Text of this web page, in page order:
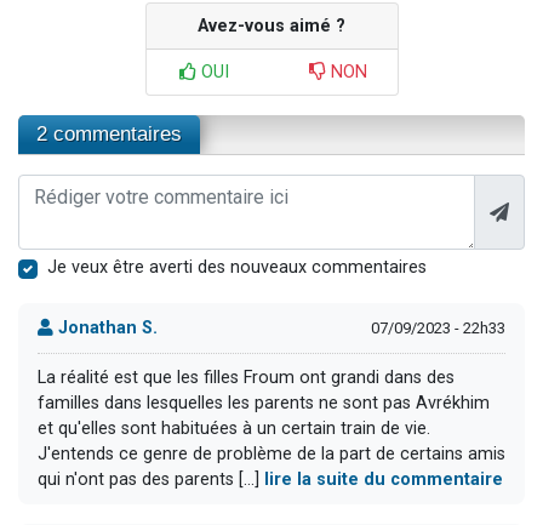
Avez-vous aimé ?
OUI NON
2 commentaires
Je veux être averti des nouveaux commentaires
Jonathan S. 07/09/2023 - 22h33
La réalité est que les filles Froum ont grandi dans des
familles dans lesquelles les parents ne sont pas Avrékhim
et qu'elles sont habituées à un certain train de vie.
J'entends ce genre de problème de la part de certains amis
qui n'ont pas des parents [...]
lire la suite du commentaire